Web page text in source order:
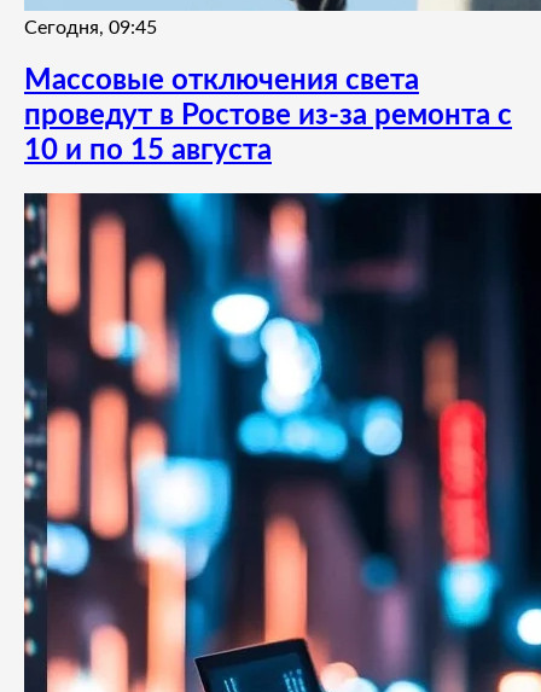
Сегодня, 09:45
Массовые отключения света
проведут в Ростове из-за ремонта с
10 и по 15 августа